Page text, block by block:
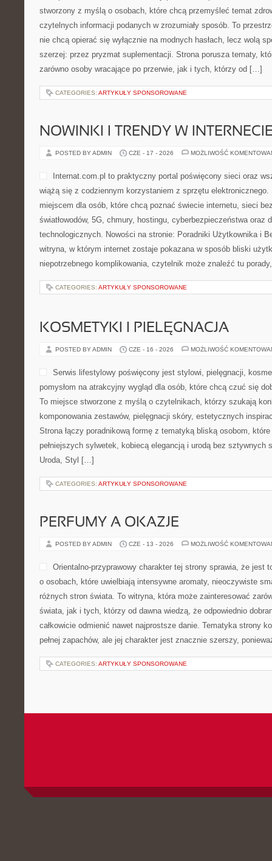
stworzony z myślą o osobach, które chcą przemyśleć temat
czytelnych informacji podanych w zrozumiały sposób. To
nie chcą opierać się wyłącznie na modnych hasłach, lecz wolą
szerzej: przez pryzmat suplementacji. Strona porusza tematy,
zarówno osoby wracające po przerwie, jak i tych, którzy od […]
CATEGORIES: ARTYKUŁY SPONSOROWANE
NOWINKI I TRENDY W
POSTED BY ADMIN CZE - 17 - 2026 MOŻLIWOŚĆ
Internat.com.pl to praktyczny portal poświęcony sieci oraz
wiążą się z codziennym korzystaniem z sprzętu
miejscem dla osób, które chcą poznać świecie internetu, sieci
światłowodów, 5G, chmury, hostingu, cyberbezpieczeństwa oraz
technologicznych. Nowości na stronie: Poradniki Użytkownika i
witryna, w którym internet zostaje pokazana w sposób bliski
niepotrzebnego komplikowania, czytelnik może znaleźć tu
CATEGORIES: ARTYKUŁY SPONSOROWANE
KOSMETYKI I PIELĘGNACJA
POSTED BY ADMIN CZE - 16 - 2026 MOŻLIWOŚĆ
Serwis lifestylowy poświęcony jest stylowi, pielęgnacji,
pomysłom na atrakcyjny wygląd dla osób, które chcą czuć się
To miejsce stworzone z myślą o czytelnikach, którzy szukają
komponowania zestawów, pielęgnacji skóry, estetycznych
Strona łączy poradnikową formę z tematyką bliską osobom,
pełniejszych sylwetek, kobiecą elegancją i urodą bez sztywnych
Uroda, Styl […]
CATEGORIES: ARTYKUŁY SPONSOROWANE
PERFUMY A OKAZJE
POSTED BY ADMIN CZE - 13 - 2026 MOŻLIWOŚĆ
Orientalno-przyprawowy charakter tej strony sprawia, że jest
o osobach, które uwielbiają intensywne aromaty, nieoczywiste
różnych stron świata. To witryna, która może zainteresować
świata, jak i tych, którzy od dawna wiedzą, że odpowiednio
całkowicie odmienić nawet najprostsze danie. Tematyka strony
pełnej zapachów, ale jej charakter jest znacznie szerszy,
CATEGORIES: ARTYKUŁY SPONSOROWANE